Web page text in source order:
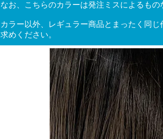
なお、こちらのカラーは発注ミスによるも
カラー以外、レギュラー商品とまったく同
求めください。